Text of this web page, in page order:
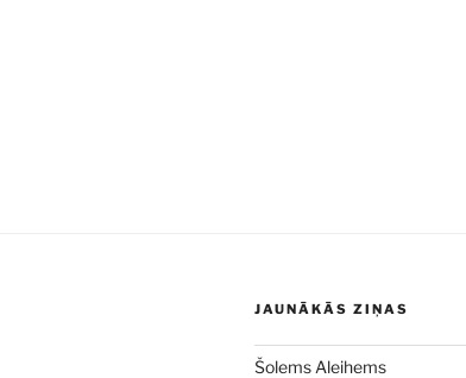
JAUNĀKĀS ZIŅAS
Šolems Aleihems